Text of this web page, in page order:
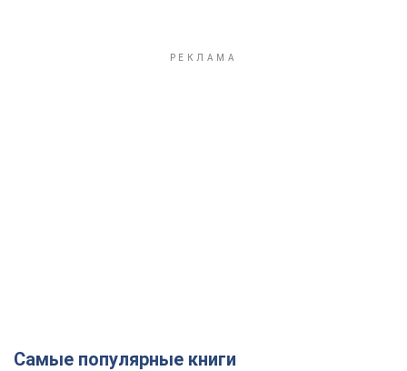
Самые популярные книги